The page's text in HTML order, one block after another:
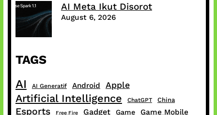
AI Meta Ikut Disorot
August 6, 2026
TAGS
AI AI Generatif Android Apple
Artificial Intelligence ChatGPT China
Esports Free Fire Gadget Game Game Mobile